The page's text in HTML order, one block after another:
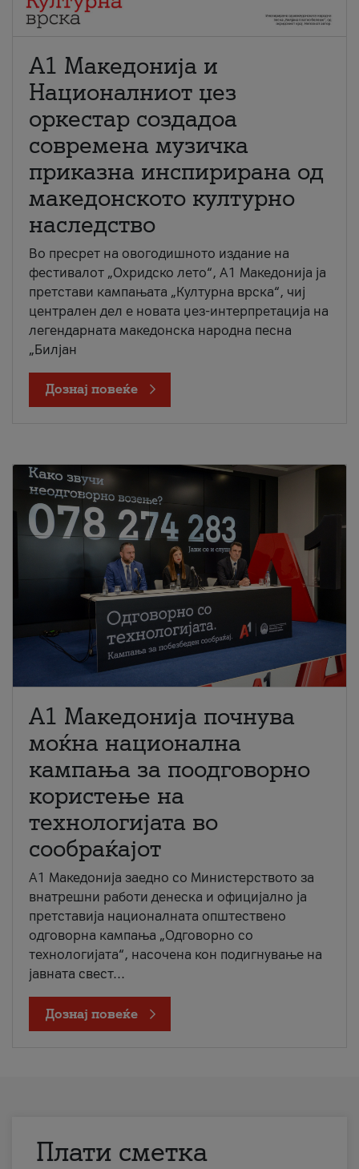
А1 Македонија и
Националниот џез
оркестар создадоа
современа музичка
приказна инспирирана од
македонското културно
наследство
Во пресрет на овогодишното издание на
фестивалот „Охридско лето“, А1 Македонија ја
претстави кампањата „Културна врска“, чиј
централен дел е новата џез-интерпретација на
легендарната македонска народна песна
„Билјан
Дознај повеќе
A1 Македонија почнува
моќна национална
кампања за поодговорно
користење на
технологијата во
сообраќајот
A1 Македонија заедно со Министерството за
внатрешни работи денеска и официјално ја
претставија националната општествено
одговорна кампања „Одговорно со
технологијата“, насочена кон подигнување на
јавната свест...
Дознај повеќе
Плати сметка